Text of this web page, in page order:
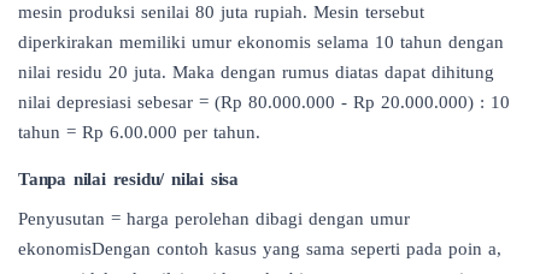
mesin produksi senilai 80 juta rupiah. Mesin tersebut
diperkirakan memiliki umur ekonomis selama 10 tahun dengan
nilai residu 20 juta. Maka dengan rumus diatas dapat dihitung
nilai depresiasi sebesar = (Rp 80.000.000 - Rp 20.000.000) : 10
tahun = Rp 6.00.000 per tahun.
Tanpa nilai residu/ nilai sisa
Penyusutan = harga perolehan dibagi dengan umur
ekonomisDengan contoh kasus yang sama seperti pada poin a,